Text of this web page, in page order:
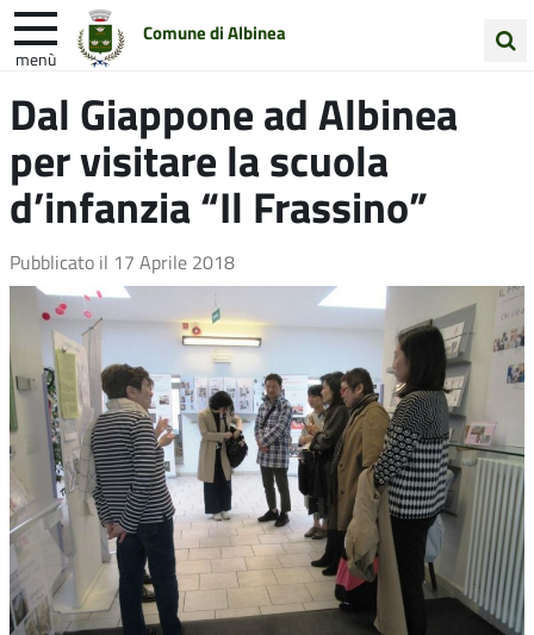
Comune di Albinea
menù
nel
sito
Vivi Albinea
Unione Colline Matildiche
Dal Giappone ad Albinea
per visitare la scuola
d’infanzia “Il Frassino”
Pubblicato il 17 Aprile 2018